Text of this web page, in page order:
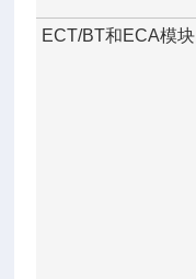
ECT/BT和ECA模块